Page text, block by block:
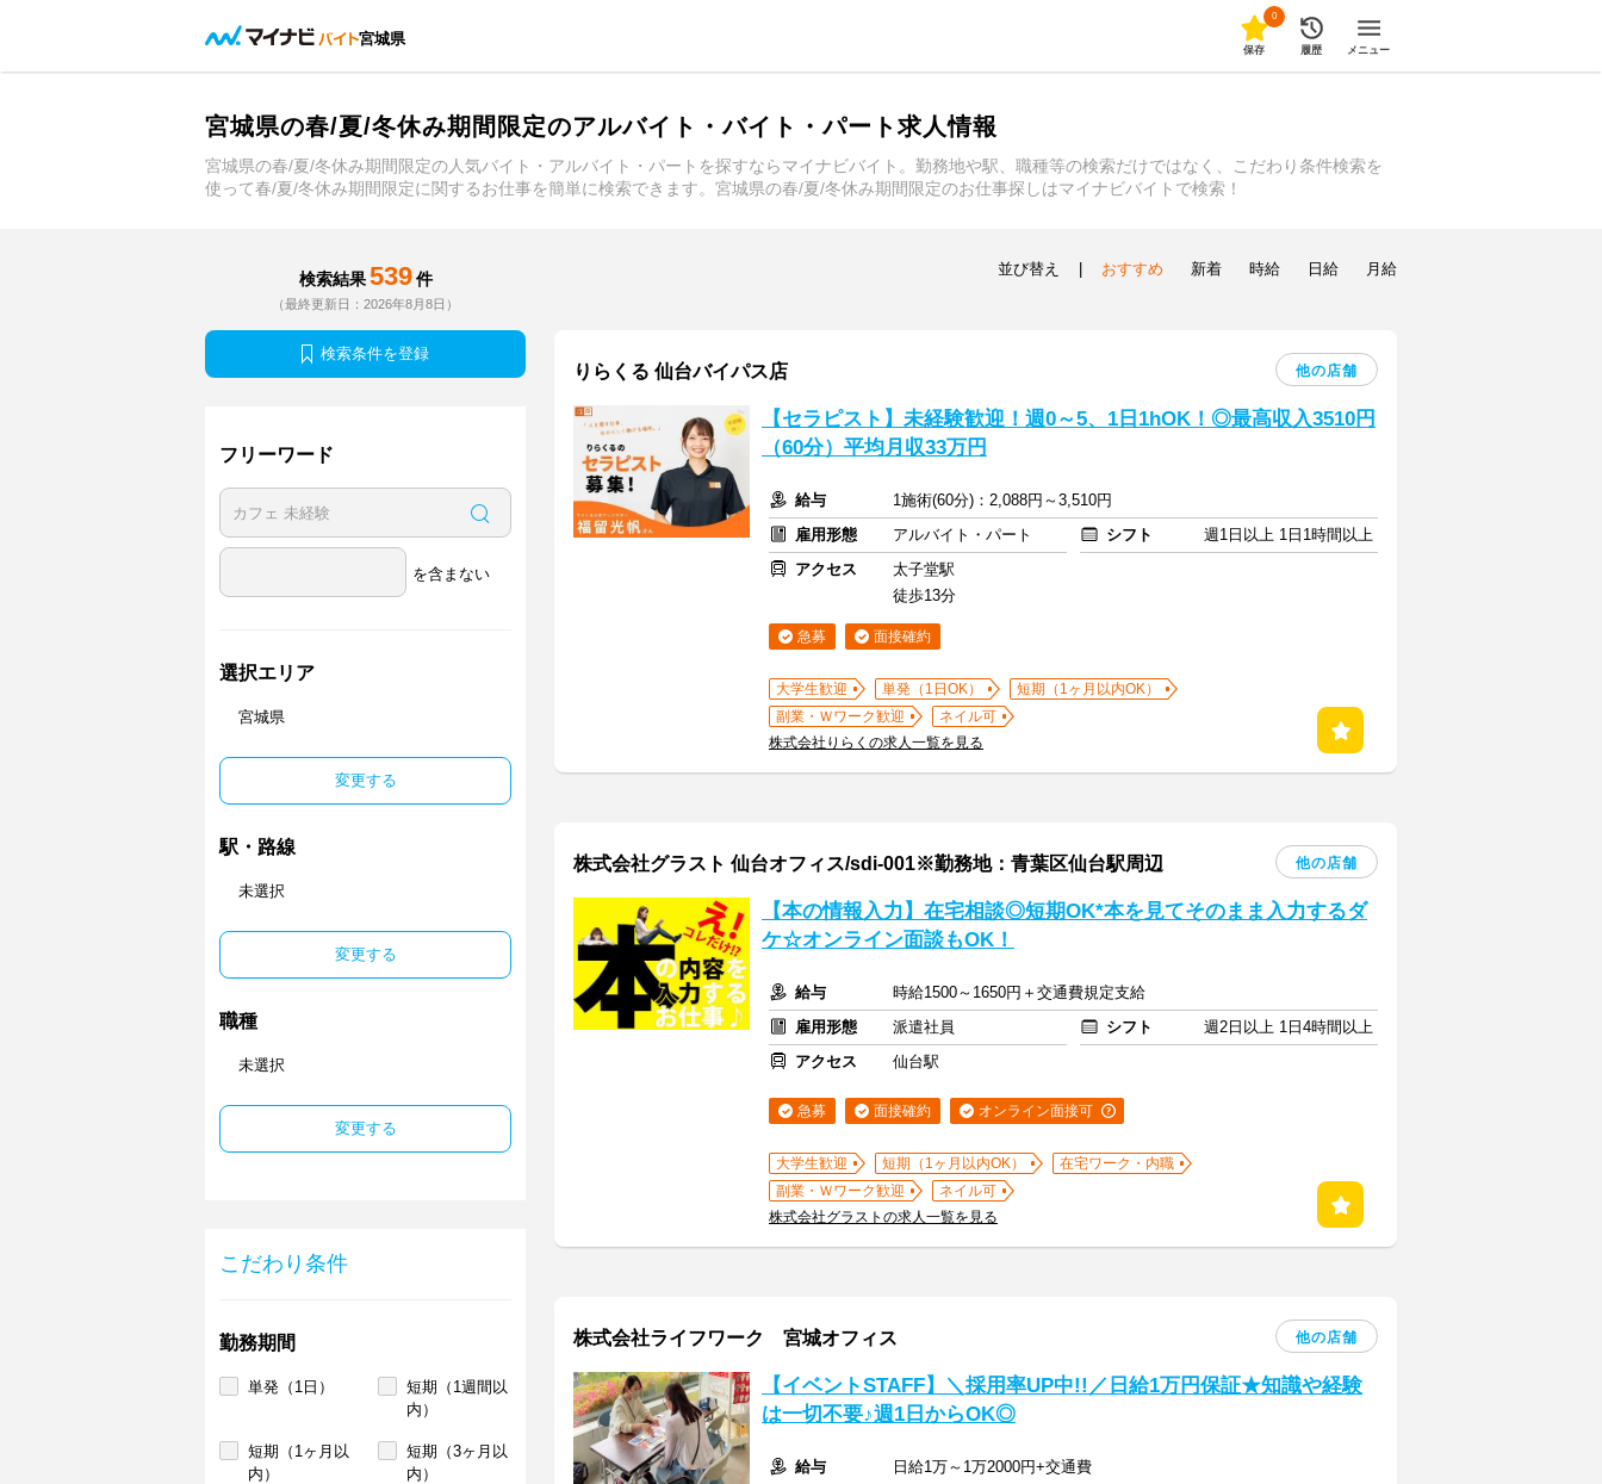
宮城県
0
保存 履歴 メニュー
宮城県の春/夏/冬休み期間限定のアルバイト・バイト・パート求人情報
宮城県の春/夏/冬休み期間限定の人気バイト・アルバイト・パートを探すならマイナビバイト。勤務地や駅、職種等の検索だけではなく、こだわり条件検索を
使って春/夏/冬休み期間限定に関するお仕事を簡単に検索できます。宮城県の春/夏/冬休み期間限定のお仕事探しはマイナビバイトで検索！
検索結果 539 件
（最終更新日：2026年8月8日）
検索条件を登録
フリーワード
を含まない
選択エリア
宮城県
変更する
駅・路線
未選択
変更する
職種
未選択
変更する
こだわり条件
勤務期間
単発（1日）
短期（1週間以
内）
短期（1ヶ月以
内）
短期（3ヶ月以
内）
並び替え おすすめ 新着 時給 日給 月給
りらくる 仙台バイパス店 他の店舗
【セラピスト】未経験歓迎！週0～5、1日1hOK！◎最高収入3510円
（60分）平均月収33万円
給与
1施術(60分)：2,088円～3,510円
雇用形態
アルバイト・パート シフト
週1日以上 1日1時間以上
アクセス
太子堂駅
徒歩13分
急募 面接確約
大学生歓迎 単発（1日OK）
短期（1ヶ月以内OK）
副業・Ｗワーク歓迎
ネイル可
株式会社りらくの求人一覧を見る
株式会社グラスト 仙台オフィス/sdi-001※勤務地：青葉区仙台駅周辺 他の店舗
【本の情報入力】在宅相談◎短期OK*本を見てそのまま入力するダ
ケ☆オンライン面談もOK！
給与
時給1500～1650円＋交通費規定支給
雇用形態
派遣社員 シフト
週2日以上 1日4時間以上
アクセス
仙台駅
急募 面接確約 オンライン面接可
大学生歓迎 短期（1ヶ月以内OK）
在宅ワーク・内職
副業・Ｗワーク歓迎
ネイル可
株式会社グラストの求人一覧を見る
株式会社ライフワーク 宮城オフィス 他の店舗
【イベントSTAFF】＼採用率UP中!!／日給1万円保証★知識や経験
は一切不要♪週1日からOK◎
給与
日給1万～1万2000円+交通費